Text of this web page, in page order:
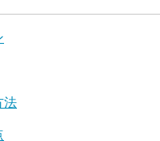
法